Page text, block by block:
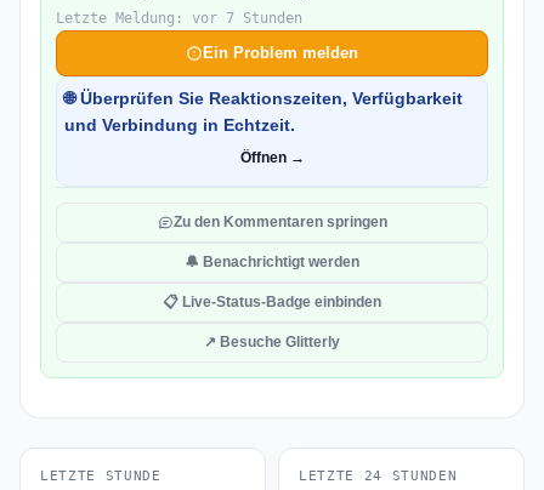
Letzte Meldung: vor 7 Stunden
Ein Problem melden
🌐 Überprüfen Sie Reaktionszeiten, Verfügbarkeit
und Verbindung in Echtzeit.
Öffnen →
Zu den Kommentaren springen
🔔 Benachrichtigt werden
📋 Live-Status-Badge einbinden
↗ Besuche Glitterly
LETZTE STUNDE LETZTE 24 STUNDEN